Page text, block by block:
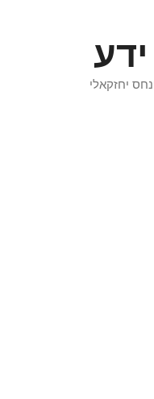
ידע
יחזקאלי